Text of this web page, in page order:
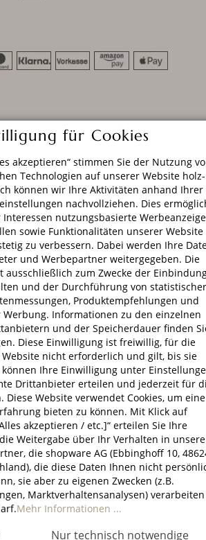
Datenschutz
Impressum
© 2026 HOLZ-LEUTE
Mehrwertsteuer zzgl.Versandkosten.
für Cookies
akzeptieren“ stimmen Sie der Nutzung
Technologien auf unserer Website holz-
können wir Ihre Aktivitäten anhand Ihrer
nachvollziehen. Dies
nutzungsbasierte
sowie Funktionalitäten unserer Website
zu verbessern. Dabei werden Ihre
und Werbepartner weitergegeben. Die
ausschließlich zum Zwecke der
und der Durchführung von statistischer
Produktempfehlungen und
Informationen zu den einzelnen
und der Speicherdauer finden
Diese Einwilligung ist freiwillig, für die
nicht erforderlich und gilt, bis sie
Ihre Einwilligung unter
Drittanbieter erteilen und jederzeit für
Website verwendet Cookies, um eine
bieten zu können. Mit Klick auf
akzeptieren / etc.]“ erteilen Sie Ihre
Weitergabe über Ihr Verhalten in
die shopware AG (Ebbinghoff 10,
die diese Daten Ihnen nicht
sie aber zu eigenen Zwecken (z.B.
Marktverhaltensanalysen) verarbeiten
Mehr Informationen ...
Nur technisch notwendige